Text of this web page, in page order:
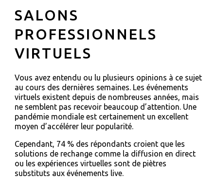
SALONS
PROFESSIONNELS
VIRTUELS
Vous avez entendu ou lu plusieurs opinions à ce sujet
au cours des dernières semaines. Les événements
virtuels existent depuis de nombreuses années, mais
ne semblent pas recevoir beaucoup d’attention. Une
pandémie mondiale est certainement un excellent
moyen d’accélérer leur popularité.
Cependant, 74 % des répondants croient que les
solutions de rechange comme la diffusion en direct
ou les expériences virtuelles sont de piètres
substituts aux événements live.